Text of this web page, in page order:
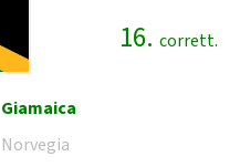
16. corrett.
Giamaica
Norvegia